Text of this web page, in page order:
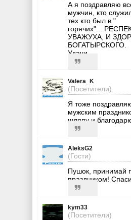
А я поздравляю
мужчин, кто
тех кто был в "
УВАЖУХА, И
БОГАТЫРСКОГО.
Удачи.
Valera_K
(Посетители)
Я тоже
мужским
шляпу и
AleksG2
(Гости)
Пушок, принимай
праздником!
kym33
(Посетители)